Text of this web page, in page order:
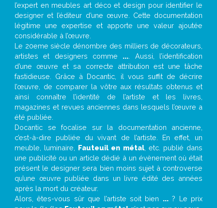
l’expert en meubles art déco et design pour identifier le
designer et l’éditeur d’une œuvre. Cette documentation
légitime une expertise et apporte une valeur ajoutée
considérable à l’œuvre.
Le 20eme siècle dénombre des milliers de décorateurs,
artistes et designers comme ... . Aussi, l’identification
d’une œuvre et sa correcte attribution est une tâche
fastidieuse. Grâce à Docantic, il vous suffit de décrire
l’œuvre, de comparer la vôtre aux résultats obtenus et
ainsi connaître l’identité de l’artiste et les livres,
magazines et revues anciennes dans lesquels l’œuvre a
été publiée.
Docantic se focalise sur la documentation ancienne,
c’est-à-dire publiée du vivant de l’artiste. En effet, un
meuble, luminaire, Fauteuil en métal, etc. publié dans
une publicité ou un article dédié à un évènement où était
présent le designer sera bien moins sujet à controverse
qu’une œuvre publiée dans un livre édité des années
après la mort du créateur.
Alors, êtes-vous sûr que l’artiste soit bien ...? Le prix